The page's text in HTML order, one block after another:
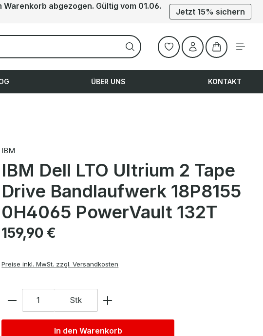
abgezogen. Gültig vom 01.06.
Jetzt 15% sichern
Warenkorb
ÜBER UNS KONTAKT
IBM
IBM Dell LTO Ultrium 2 Tape
Drive Bandlaufwerk 18P8155
0H4065 PowerVault 132T
Regulärer Preis:
159,90 €
Preise inkl. MwSt. zzgl. Versandkosten
Anzahl Stk
In den Warenkorb